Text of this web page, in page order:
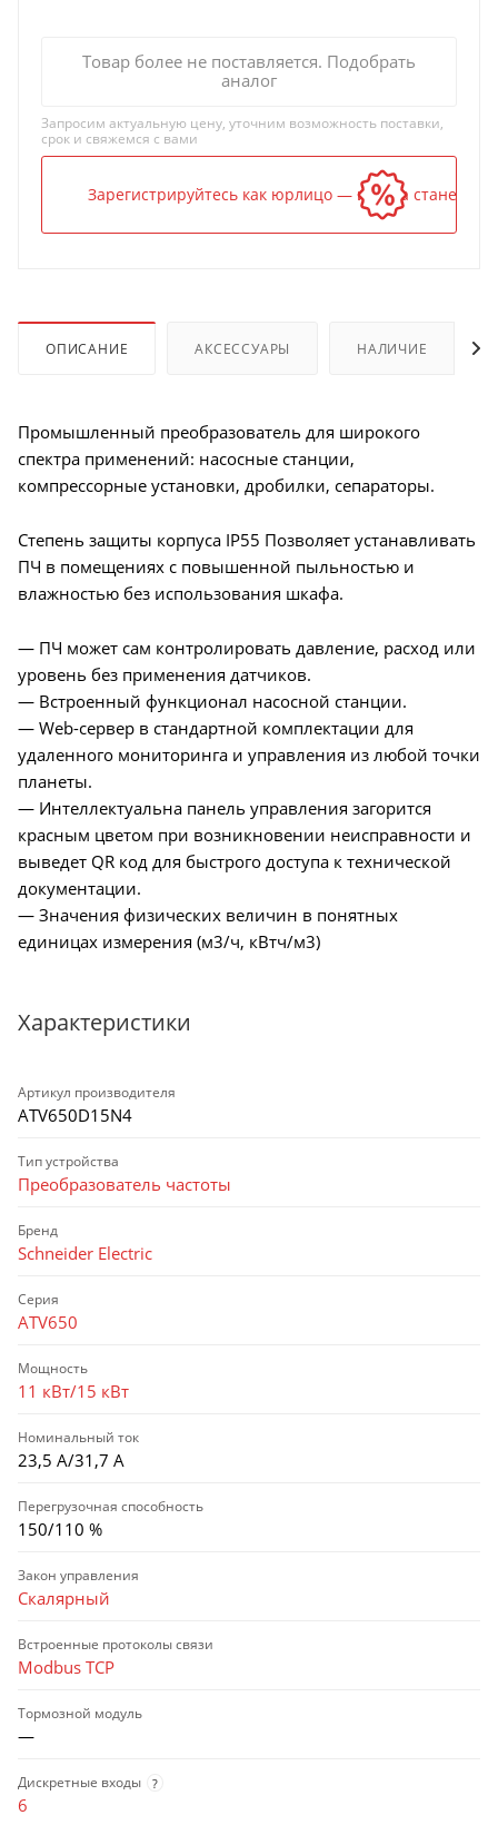
Товар более не поставляется. Подобрать
аналог
Запросим актуальную цену, уточним возможность поставки,
срок и свяжемся с вами
Зарегистрируйтесь как юрлицо — и цена станет
ОПИСАНИЕ АКСЕССУАРЫ НАЛИЧИЕ
Промышленный преобразователь для широкого
спектра применений: насосные станции,
компрессорные установки, дробилки, сепараторы.
Степень защиты корпуса IP55 Позволяет устанавливать
ПЧ в помещениях с повышенной пыльностью и
влажностью без использования шкафа.
— ПЧ может сам контролировать давление, расход или
уровень без применения датчиков.
— Встроенный функционал насосной станции.
— Web-сервер в стандартной комплектации для
удаленного мониторинга и управления из любой точки
планеты.
— Интеллектуальна панель управления загорится
красным цветом при возникновении неисправности и
выведет QR код для быстрого доступа к технической
документации.
— Значения физических величин в понятных
единицах измерения (м3/ч, кВтч/м3)
Характеристики
Артикул производителя
ATV650D15N4
Тип устройства
Преобразователь частоты
Бренд
Schneider Electric
Серия
ATV650
Мощность
11 кВт/15 кВт
Номинальный ток
23,5 А/31,7 А
Перегрузочная способность
150/110 %
Закон управления
Скалярный
Встроенные протоколы связи
Modbus TCP
Тормозной модуль
—
Дискретные входы ?
6